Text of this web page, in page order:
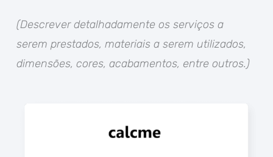
(Descrever detalhadamente os serviços a
serem prestados, materiais a serem utilizados,
dimensões, cores, acabamentos, entre outros.)